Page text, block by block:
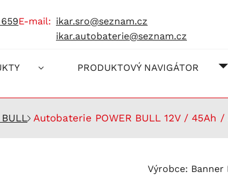
e-mail: ikar.sro@seznam.cz
ikar.autobaterie@seznam.cz
PRODUKTOVÝ NAVIGÁTOR
BULL Autobaterie POWER BULL 12V / 45Ah /
Výrobce: Banner